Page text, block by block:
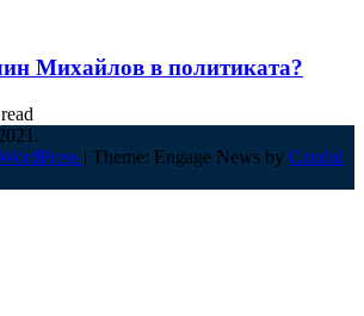
Михайлов в политиката?
| Theme: Engage News by Candid